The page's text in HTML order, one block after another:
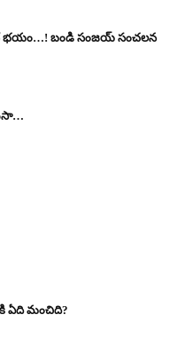
భ‌యం…! బండి సంజ‌య్ సంచ‌ల‌న
ఏది మంచిది?